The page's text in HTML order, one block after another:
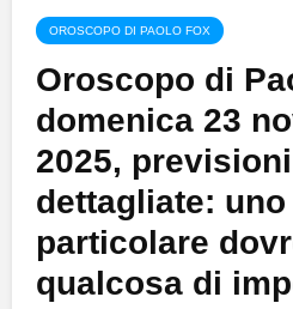
OROSCOPO DI PAOLO FOX
Oroscopo di
domenica 23
2025,
dettagliate: uno
particolare
qualcosa di